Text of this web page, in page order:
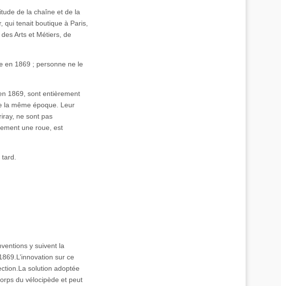
de la chaîne et de la
qui tenait boutique à Paris,
Arts et Métiers, de
en 1869 ; personne ne le
1869, sont entièrement
la même époque. Leur
ne sont pas
une roue, est
y suivent la
sur ce
solution adoptée
du vélocipède et peut